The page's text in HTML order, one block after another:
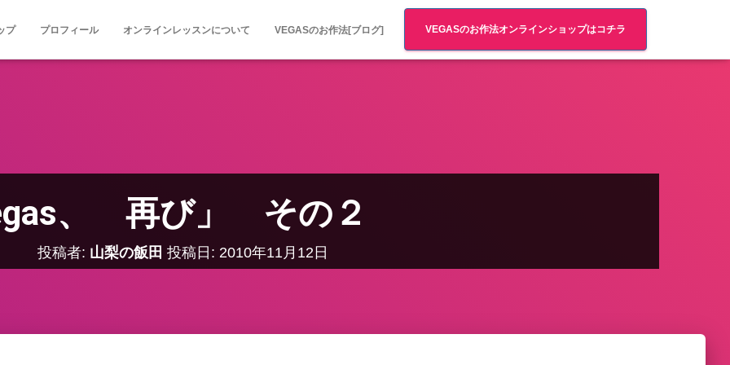
プ プロフィール オンラインレッスンについて VEGASのお作法[ブログ] VEGASのお作法オンラインショップはコチラ
、 再び」 その２
投稿者: 山梨の飯田 投稿日: 2010年11月12日